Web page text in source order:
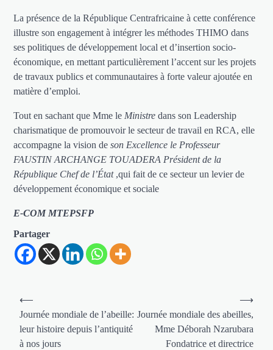
La présence de la République Centrafricaine à cette conférence
illustre son engagement à intégrer les méthodes THIMO dans
ses politiques de développement local et d’insertion socio-
économique, en mettant particulièrement l’accent sur les projets
de travaux publics et communautaires à forte valeur ajoutée en
matière d’emploi.
Tout en sachant que Mme le Ministre dans son Leadership
charismatique de promouvoir le secteur de travail en RCA, elle
accompagne la vision deson Excellence le Professeur
FAUSTIN ARCHANGE TOUADERA Président de la
République Chef de l’État,qui fait de ce secteur un levier de
développement économique et sociale
E-COM MTEPSFP
Partager
Navigation
de
l’article
⟵
Journée mondiale de l’abeille:
leur histoire depuis l’antiquité
à nos jours
Journée mondiale des abeilles,
Mme Déborah Nzarubara
Fondatrice et directrice
⟶